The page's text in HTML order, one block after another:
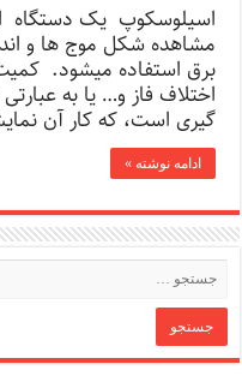
اسیلوسکوپ یک دستگاه
مشاهده شکل موج ها و
برق استفاده میشود. کمیت
اختلاف فاز و… یا به
گیری است، که کار آن
ادامه نوشته »